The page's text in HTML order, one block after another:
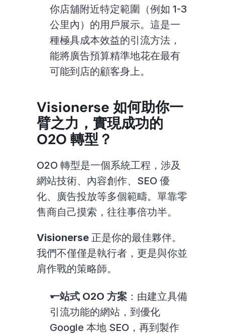
你店舖附近特定範圍（例如 1-3
公里內）的用戶展示。這是一
種極具成本效益的引流方法，
能將廣告預算精準地花在最有
可能到店的顧客身上。
Visionerse 如何助你一
臂之力，實現成功的
O2O 轉型？
O2O 轉型是一個系統工程，涉及
網站技術、內容創作、SEO 優
化、廣告投放等多個範疇。單靠零
售商自己摸索，往往事倍功半。
Visionerse 正是你的最佳夥伴。
我們不僅僅是執行者，更是與你並
肩作戰的策略師。
一站式 O2O 方案：由建立具備
引流功能的網站，到優化
Google 本地 SEO，再到製作